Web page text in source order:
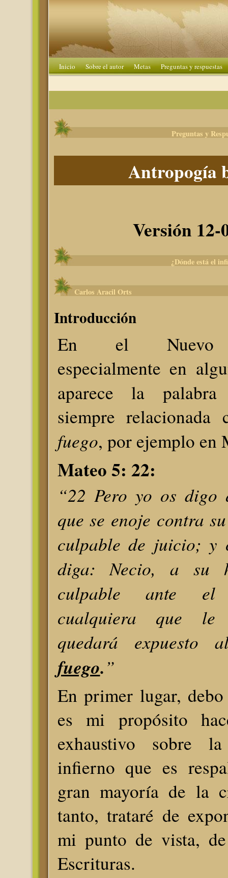
Inicio Sobre el autor Metas Preguntas y respuestas
Preguntas y
Antropogía
Versión 12-
¿Dónde está el
Carlos Aracil Orts
Introducción
En el Nuevo
especialmente en
aparece la
siempre relacionada
fuego, por ejemplo en
Mateo 5: 22:
“22 Pero yo os digo
que se enoje contra
culpable de juicio; y
diga: Necio, a su
culpable ante
cualquiera que le
quedará
fuego.”
En primer lugar,
es mi propósito
exhaustivo sobre
infierno que es
gran mayoría de la
tanto, trataré de
mi punto de vista,
Escrituras.